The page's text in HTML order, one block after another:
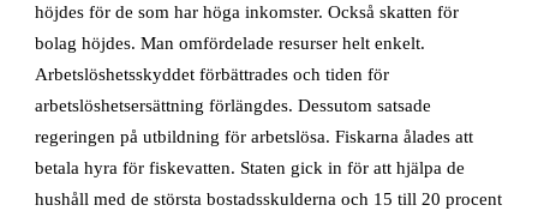
höjdes för de som har höga inkomster. Också skatten för
bolag höjdes. Man omfördelade resurser helt enkelt.
Arbetslöshetsskyddet förbättrades och tiden för
arbetslöshetsersättning förlängdes. Dessutom satsade
regeringen på utbildning för arbetslösa. Fiskarna ålades att
betala hyra för fiskevatten. Staten gick in för att hjälpa de
hushåll med de största bostadsskulderna och 15 till 20 procent